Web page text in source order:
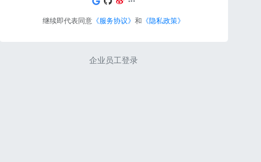
继续即代表同意 《服务协议》 和 《隐私政策》
企业员工登录